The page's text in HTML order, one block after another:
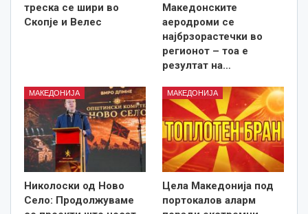
треска се шири во
Скопје и Велес
Македонските
аеродроми се
најбрзорастечки во
регионот – тоа е
резултат на…
МАКЕДОНИЈА
Николоски од Ново
Село: Продолжуваме
МАКЕДОНИЈА
Цела Македонија под
портокалов аларм